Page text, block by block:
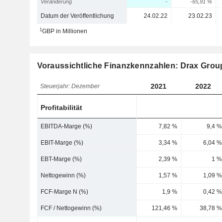
Veränderung - -65,91 %
Datum der Veröffentlichung 24.02.22 23.02.23
1GBP in Millionen
Voraussichtliche Finanzkennzahlen: Drax
Steuerjahr: Dezember 2021 2022
Profitabilität
EBITDA-Marge (%) 7,82 % 9,4 %
EBIT-Marge (%) 3,34 % 6,04 %
EBT-Marge (%) 2,39 % 1 %
Nettogewinn (%) 1,57 % 1,09 %
FCF-Marge N (%) 1,9 % 0,42 %
FCF / Nettogewinn (%) 121,46 % 38,78 %